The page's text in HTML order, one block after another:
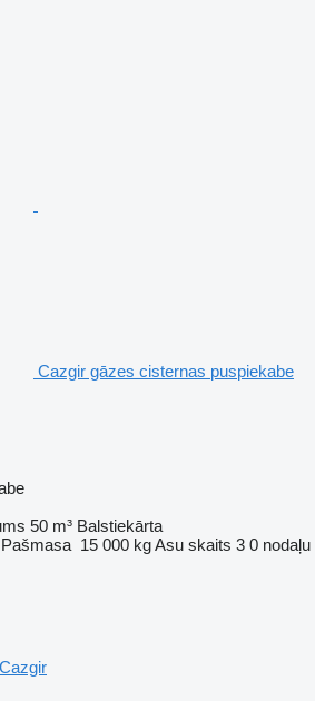
Cazgir gāzes cisternas puspiekabe
50 m³ Balstiekārta
Pašmasa 15 000 kgAsu skaits 3 0 nodaļu